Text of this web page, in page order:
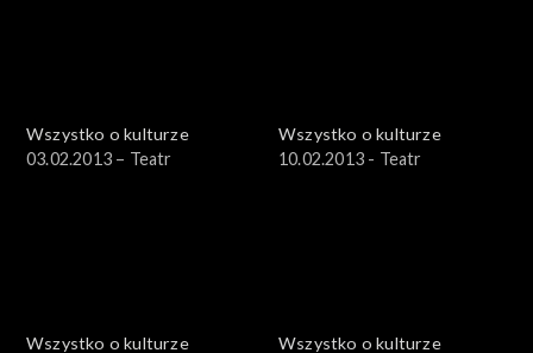
Wszystko o kulturze
03.02.2013 – Teatr
Wszystko o kulturze
10.02.2013 - Teatr
Wszystko o kulturze
Wszystko o kulturze